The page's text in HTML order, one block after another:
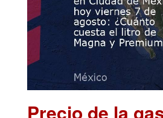
Precio de la